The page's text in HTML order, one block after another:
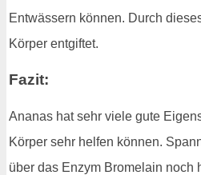
Entwässern können. Durch
Körper entgiftet.
Fazit:
Ananas hat sehr viele gute
Körper sehr helfen können.
über das Enzym Bromelain noch